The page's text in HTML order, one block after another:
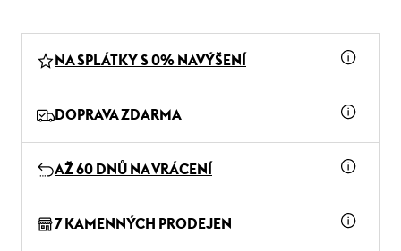
NA SPLÁTKY S 0% NAVÝŠENÍ
DOPRAVA ZDARMA
AŽ 60 DNŮ NA VRÁCENÍ
7 KAMENNÝCH PRODEJEN